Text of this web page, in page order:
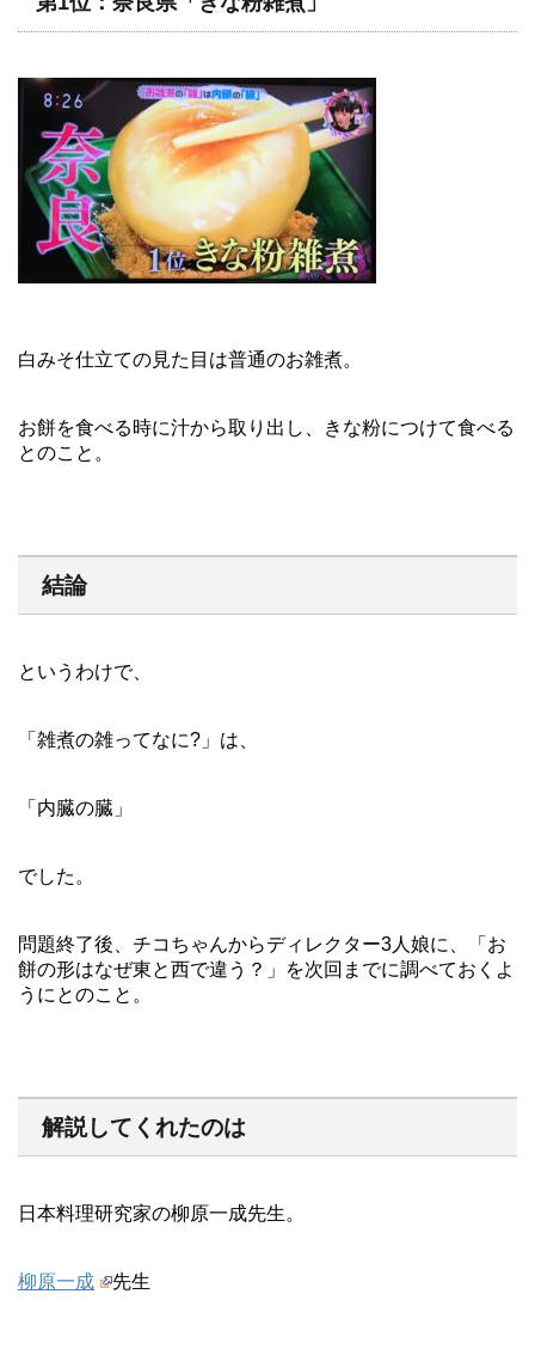
白みそ仕立ての見た目は普通のお雑煮。
お餅を食べる時に汁から取り出し、きな粉につけて食べる
とのこと。
結論
というわけで、
「雑煮の雑ってなに?」は、
「内臓の臓」
でした。
問題終了後、チコちゃんからディレクター3人娘に、「お
餅の形はなぜ東と西で違う？」を次回までに調べておくよ
うにとのこと。
解説してくれたのは
日本料理研究家の柳原一成先生。
柳原一成 先生